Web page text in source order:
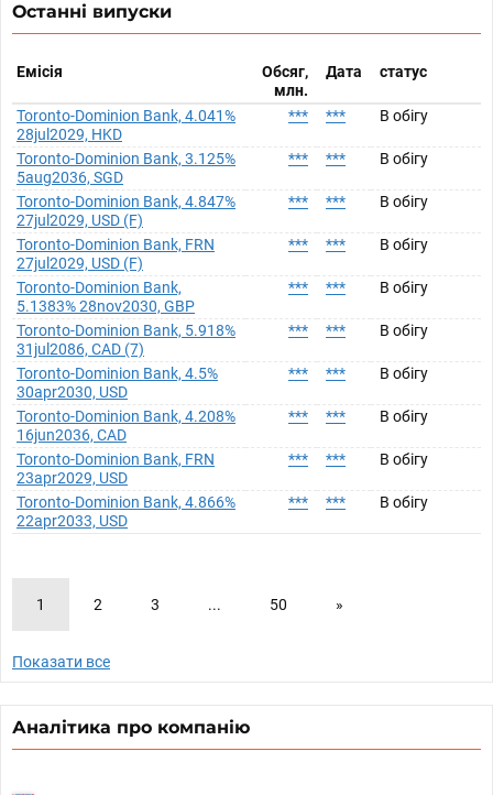
Останні випуски
Емісія
Обсяг,
млн.
Дата статус
Toronto-Dominion Bank, 4.041%
28jul2029, HKD
*** *** В обігу
Toronto-Dominion Bank, 3.125%
5aug2036, SGD
*** *** В обігу
Toronto-Dominion Bank, 4.847%
27jul2029, USD (F)
*** *** В обігу
Toronto-Dominion Bank, FRN
27jul2029, USD (F)
*** *** В обігу
Toronto-Dominion Bank,
5.1383% 28nov2030, GBP
*** *** В обігу
Toronto-Dominion Bank, 5.918%
31jul2086, CAD (7)
*** *** В обігу
Toronto-Dominion Bank, 4.5%
30apr2030, USD
*** *** В обігу
Toronto-Dominion Bank, 4.208%
16jun2036, CAD
*** *** В обігу
Toronto-Dominion Bank, FRN
23apr2029, USD
*** *** В обігу
Toronto-Dominion Bank, 4.866%
22apr2033, USD
*** *** В обігу
1 2 3 ... 50 »
Показати все
Аналітика про компанію